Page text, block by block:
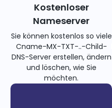
Kostenloser
Nameserver
Sie können kostenlos so viele
Cname-MX-TXT-..-Child-
DNS-Server erstellen, ändern
und löschen, wie Sie
möchten.